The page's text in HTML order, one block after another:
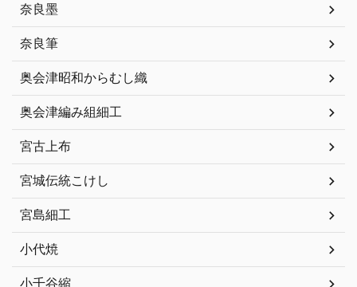
奈良墨
奈良筆
奥会津昭和からむし織
奥会津編み組細工
宮古上布
宮城伝統こけし
宮島細工
小代焼
小千谷縮